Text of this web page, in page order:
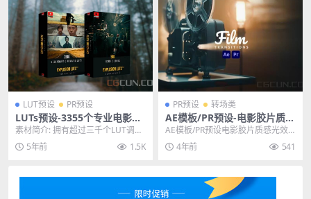
LUT预设 PR预设
LUTs预设-3355个专业电影级
多类型LUTS调色预设 Explosi
on LUTs Collection 1+2
素材简介: 拥有超过三千个LUT调色
预设，模仿了专业摄影师和电影制
片人制作的最具...
5年前 1.5K
PR预设 转场类
AE模板/PR预设-电影胶片质感
光效叠加视频过渡转场 Film T
ransitions
AE模板/PR预设电影胶片质感光效
叠加视频过渡转场 Film Transitio...
4年前 541